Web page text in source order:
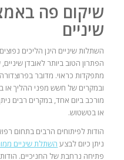
שיקום פה
שיניים
השתלות שיניים הינן הליכים
הפתרון הטוב ביותר לאובדן
מתפקדות כראוי. מדובר
ובמקרים של חשש מפני ההליך או
מורכב ביום אחד, במקרים רבים
או בטשטוש.
הודות לפיתוחים הרבים בתחום
ניתן כיום לבצע השתלת שיניים
פתיחה נרחבת של החניכיים.